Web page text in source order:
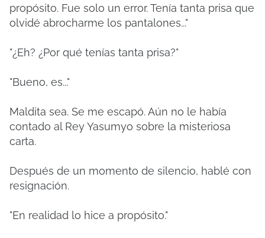
propósito. Fue solo un error. Tenía tanta prisa que
olvidé abrocharme los pantalones..."
"¿Eh? ¿Por qué tenías tanta prisa?"
"Bueno, es..."
Maldita sea. Se me escapó. Aún no le había
contado al Rey Yasumyo sobre la misteriosa
carta.
Después de un momento de silencio, hablé con
resignación.
"En realidad lo hice a propósito."